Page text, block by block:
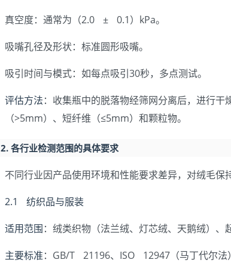
真空度：通常为（2.0 ± 0.1）kPa。
吸嘴孔径及形状：标准圆形吸嘴。
吸引时间与模式：如每点吸引30秒，多点测试。
评估方法：收集瓶中的脱落物经筛网分离后，进行
（>5mm）、短纤维（≤5mm）和颗粒物。
2. 各行业检测范围的具体要求
不同行业因产品使用环境和性能要求差异，对绒毛保
2.1 纺织品与服装
适用范围：绒类织物（法兰绒、灯芯绒、天鹅绒）、
主要标准：GB/T 21196、ISO 12947（马丁代尔